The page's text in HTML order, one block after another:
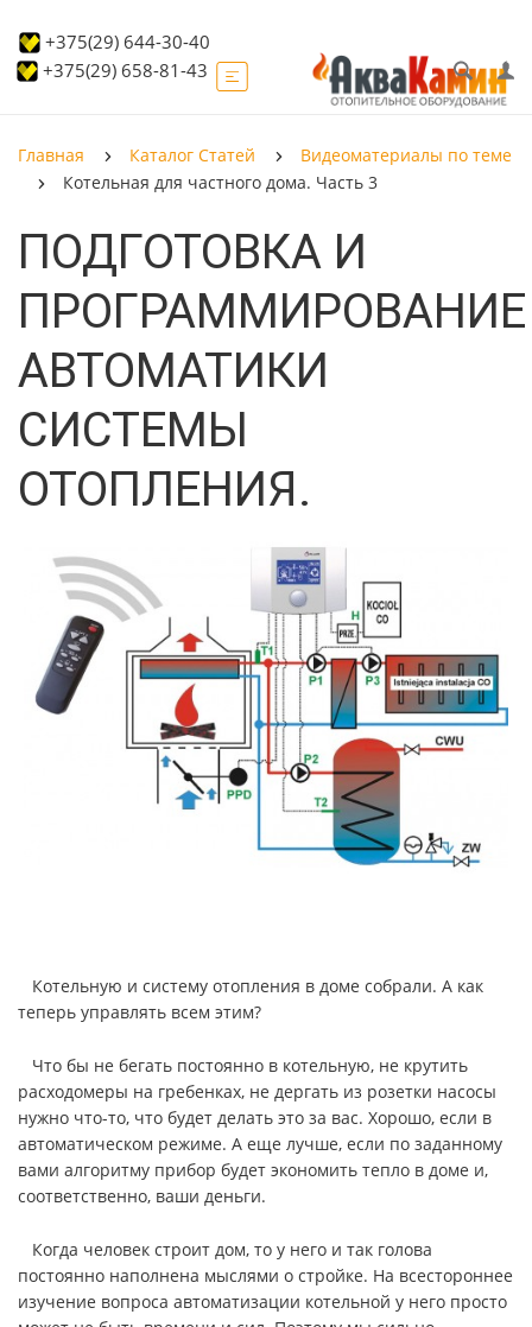
+375(29) 644-30-40
+375(29) 658-81-43
Главная Каталог Статей
Видеоматериалы по теме
Котельная для частного дома. Часть 3
ПОДГОТОВКА И
ПРОГРАММИРОВАНИЕ
АВТОМАТИКИ
СИСТЕМЫ
ОТОПЛЕНИЯ.
Котельную и систему отопления в доме собрали. А как
теперь управлять всем этим?
Что бы не бегать постоянно в котельную, не крутить
расходомеры на гребенках, не дергать из розетки насосы
нужно что-то, что будет делать это за вас. Хорошо, если в
автоматическом режиме. А еще лучше, если по заданному
вами алгоритму прибор будет экономить тепло в доме и,
соответственно, ваши деньги.
Когда человек строит дом, то у него и так голова
постоянно наполнена мыслями о стройке. На всестороннее
изучение вопроса автоматизации котельной у него просто